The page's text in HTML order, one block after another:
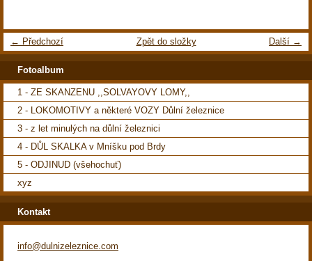
← Předchozí Další →
Zpět do složky
Fotoalbum
1 - ZE SKANZENU ,,SOLVAYOVY LOMY,,
2 - LOKOMOTIVY a některé VOZY Důlní železnice
3 - z let minulých na důlní železnici
4 - DŮL SKALKA v Mníšku pod Brdy
5 - ODJINUD (všehochuť)
xyz
Kontakt
info@dulnizeleznice.com